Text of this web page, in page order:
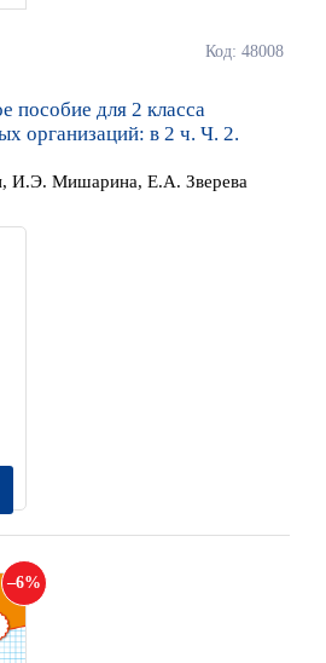
Код: 48008
пособие для 2 класса
организаций: в 2 ч. Ч. 2.
И.Э. Мишарина, Е.А. Зверева
6